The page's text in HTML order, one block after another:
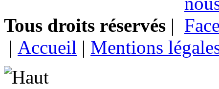
Tous droits réservés |
| Accueil | Mentions